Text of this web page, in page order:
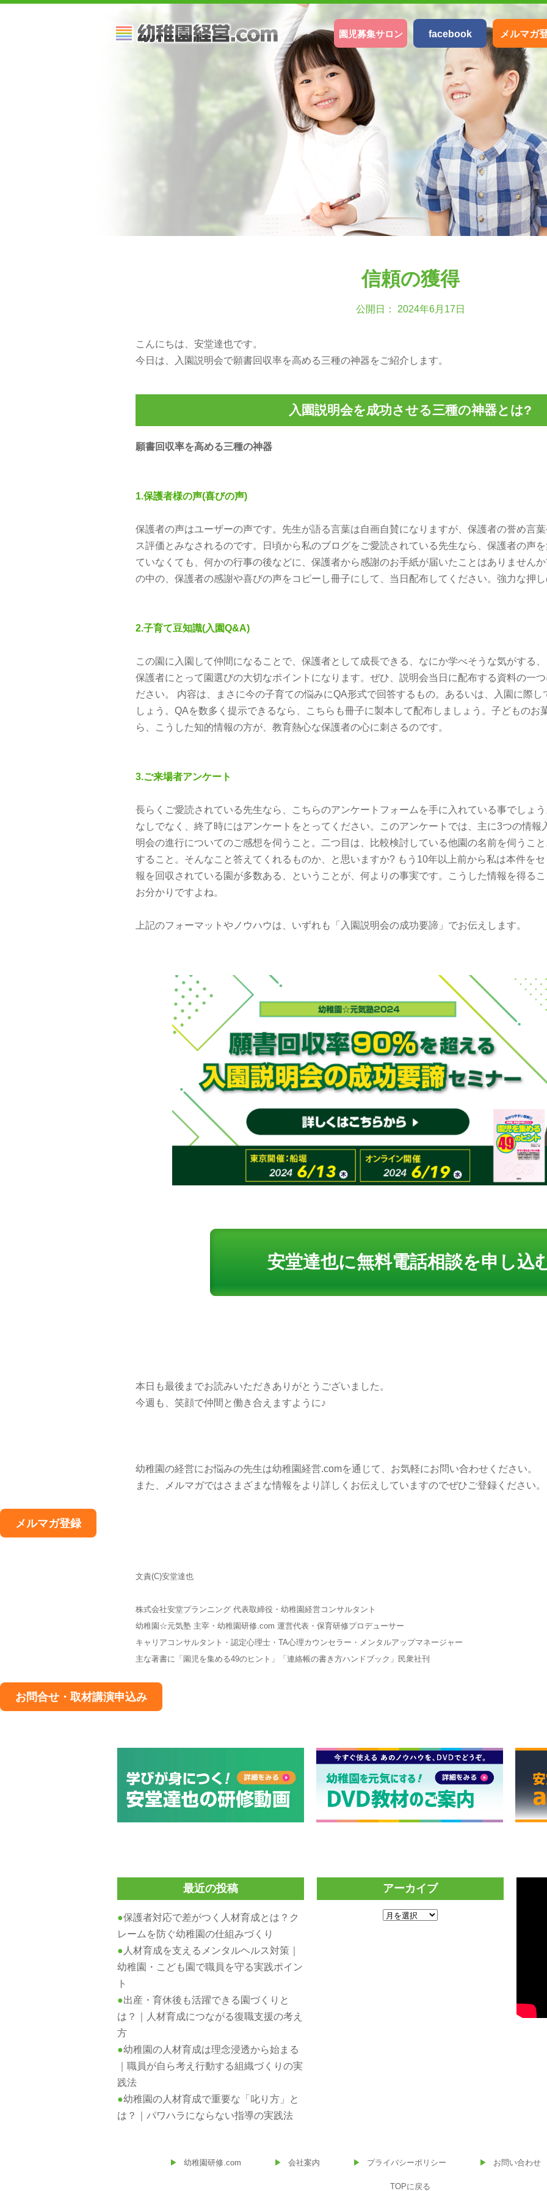
メルマガ
facebook
園児募集サロン
信頼の獲得
公開日： 2024年6月17日
こんにちは、安堂達也です。
今日は、入園説明会で願書回収率を高める三種の神器をご紹介します。
入園説明会を成功させる三種の神器とは?
願書回収率を高める三種の神器
1.保護者様の声(喜びの声)
保護者の声はユーザーの声です。先生が語る言葉は自画自賛になりますが、保護者の誉め言
ス評価とみなされるのです。日頃から私のブログをご愛読されている先生なら、保護者の声
ていなくても、何かの行事の後などに、保護者から感謝のお手紙が届いたことはありません
の中の、保護者の感謝や喜びの声をコピーし冊子にして、当日配布してください。強力な押
2.子育て豆知識(入園Q&A)
この園に入園して仲間になることで、保護者として成長できる、なにか学べそうな気がする
保護者にとって園選びの大切なポイントになります。ぜひ、説明会当日に配布する資料の一
ださい。 内容は、まさに今の子育ての悩みにQA形式で回答するもの。あるいは、入園に際
しょう。QAを数多く提示できるなら、こちらも冊子に製本して配布しましょう。子どものお
ら、こうした知的情報の方が、教育熱心な保護者の心に刺さるのです。
3.ご来場者アンケート
長らくご愛読されている先生なら、こちらのアンケートフォームを手に入れている事でしょ
なしでなく、終了時にはアンケートをとってください。このアンケートでは、主に3つの情報
明会の進行についてのご感想を伺うこと。二つ目は、比較検討している他園の名前を伺うこ
すること。そんなこと答えてくれるものか、と思いますか? もう10年以上前から私は本件を
報を回収されている園が多数ある、ということが、何よりの事実です。こうした情報を得る
お分かりですよね。
上記のフォーマットやノウハウは、いずれも「入園説明会の成功要諦」でお伝えします。
安堂達也に無料電話相談を申し込
本日も最後までお読みいただきありがとうございました。
今週も、笑顔で仲間と働き合えますように♪
幼稚園の経営にお悩みの先生は幼稚園経営.comを通じて、お気軽にお問い合わせください。
また、メルマガではさまざまな情報をより詳しくお伝えしていますのでぜひご登録ください。
メルマガ登録
文責(C)安堂達也
株式会社安堂プランニング 代表取締役・幼稚園経営コンサルタント
幼稚園☆元気塾 主宰・幼稚園研修.com 運営代表・保育研修プロデューサー
キャリアコンサルタント・認定心理士・TA心理カウンセラー・メンタルアップマネージャー
主な著書に「園児を集める49のヒント」「連絡帳の書き方ハンドブック」民衆社刊
お問合せ・取材講演申込み
最近の投稿
保護者対応で差がつく人材育成とは？ク
レームを防ぐ幼稚園の仕組みづくり
人材育成を支えるメンタルヘルス対策｜
幼稚園・こども園で職員を守る実践ポイン
ト
出産・育休後も活躍できる園づくりと
は？｜人材育成につながる復職支援の考え
方
幼稚園の人材育成は理念浸透から始まる
｜職員が自ら考え行動する組織づくりの実
践法
幼稚園の人材育成で重要な「叱り方」と
は？｜パワハラにならない指導の実践法
アーカイブ
ア
幼稚園研修.com 会社案内 プライバシーポリシー お問い合わせ
TOPに戻る